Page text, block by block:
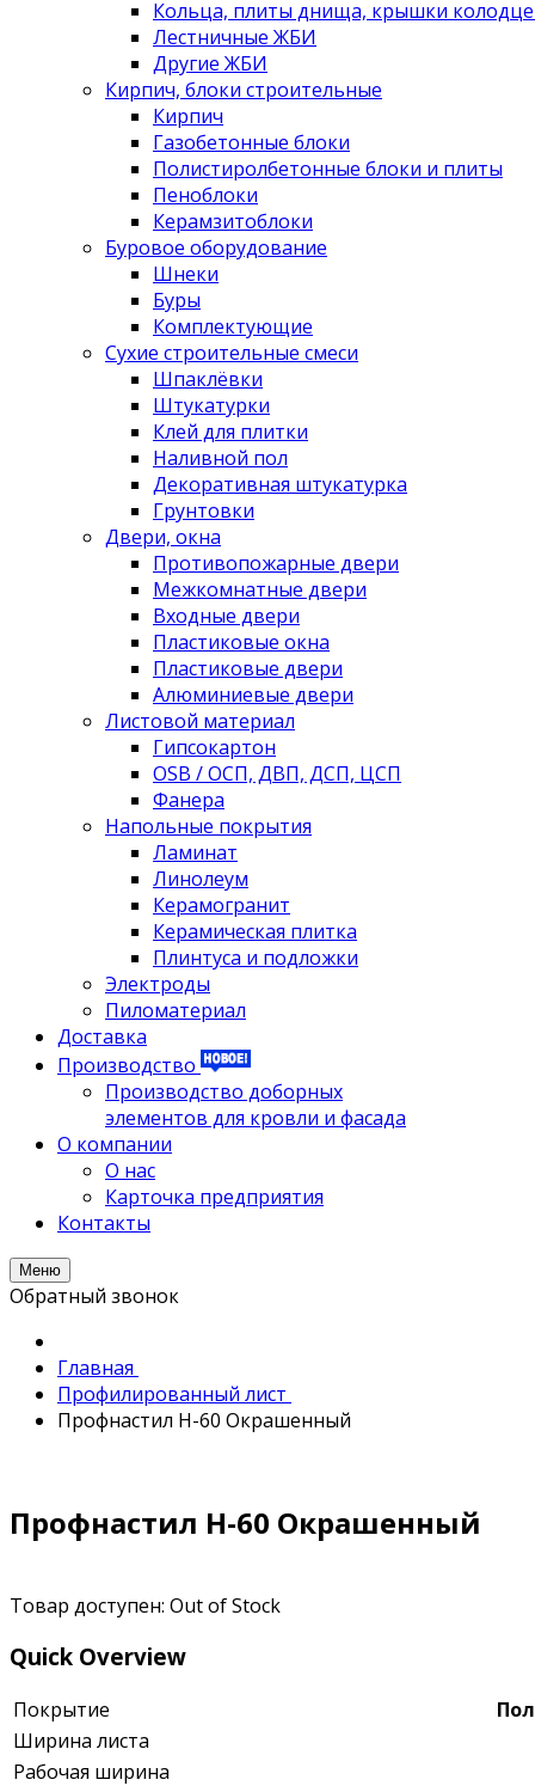
Кольца, плиты днища, крышки
Лестничные ЖБИ
Другие ЖБИ
Кирпич, блоки строительные
Кирпич
Газобетонные блоки
Полистиролбетонные блоки и плиты
Пеноблоки
Керамзитоблоки
Буровое оборудование
Шнеки
Буры
Комплектующие
Сухие строительные смеси
Шпаклёвки
Штукатурки
Клей для плитки
Наливной пол
Декоративная штукатурка
Грунтовки
Двери, окна
Противопожарные двери
Межкомнатные двери
Входные двери
Пластиковые окна
Пластиковые двери
Алюминиевые двери
Листовой материал
Гипсокартон
OSB / ОСП, ДВП, ДСП, ЦСП
Фанера
Напольные покрытия
Ламинат
Линолеум
Керамогранит
Керамическая плитка
Плинтуса и подложки
Электроды
Пиломатериал
Доставка
Производство
Производство доборных
элементов для кровли и фасада
О компании
О нас
Карточка предприятия
Контакты
Меню
Обратный звонок
Главная
Профилированный лист
Профнастил Н-60 Окрашенный
Профнастил Н-60 Окрашенный
Товар доступен: Out of Stock
Quick Overview
Покрытие
Ширина листа
Рабочая ширина